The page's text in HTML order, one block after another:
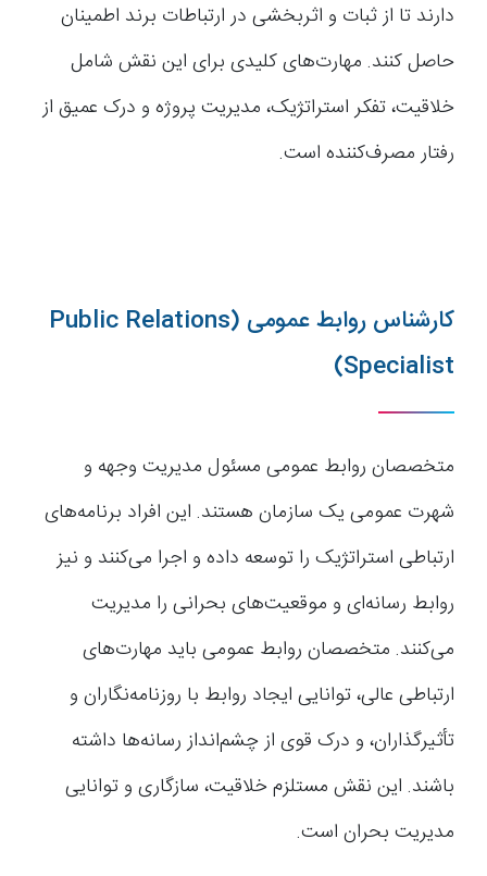
دارند تا از ثبات و اثربخشی در ارتباطات برند اطمینان
حاصل کنند. مهارت‌های کلیدی برای این نقش شامل
خلاقیت، تفکر استراتژیک، مدیریت پروژه و درک عمیق از
رفتار مصرف‌کننده است.
کارشناس روابط عمومی (Public Relations
Specialist)
متخصصان روابط عمومی مسئول مدیریت وجهه و
شهرت عمومی یک سازمان هستند. این افراد برنامه‌های
ارتباطی استراتژیک را توسعه داده و اجرا می‌کنند و نیز
روابط رسانه‌ای و موقعیت‌های بحرانی را مدیریت
می‌کنند. متخصصان روابط عمومی باید مهارت‌های
ارتباطی عالی، توانایی ایجاد روابط با روزنامه‌نگاران و
تأثیرگذاران، و درک قوی از چشم‌انداز رسانه‌ها داشته
باشند. این نقش مستلزم خلاقیت، سازگاری و توانایی
مدیریت بحران است.